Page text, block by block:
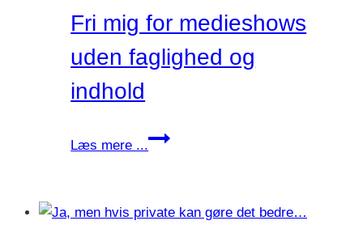
Fri mig for medieshows
uden faglighed og
indhold
Læs mere ...
Fri